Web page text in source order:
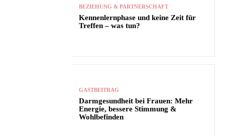
BEZIEHUNG & PARTNERSCHAFT
Kennenlernphase und keine Zeit für
Treffen – was tun?
GASTBEITRAG
Darmgesundheit bei Frauen: Mehr
Energie, bessere Stimmung &
Wohlbefinden